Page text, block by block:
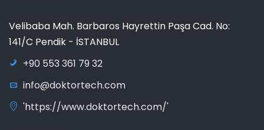
Velibaba Mah. Barbaros Hayrettin Paşa Cad. No:
141/C Pendik - İSTANBUL
+90 553 361 79 32
info@doktortech.com
'https://www.doktortech.com/'